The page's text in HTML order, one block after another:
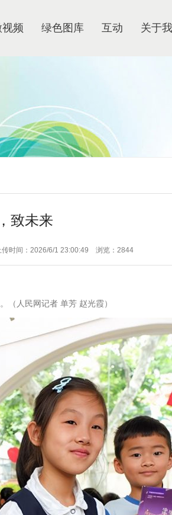
视频 绿色图库 互动 关于
致未来
时间：2026/6/1 23:00:49 浏览：2844
人民网记者 单芳 赵光霞）